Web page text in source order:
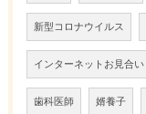
新型コロナウイルス
インターネットお見合い
歯科医師 婿養子